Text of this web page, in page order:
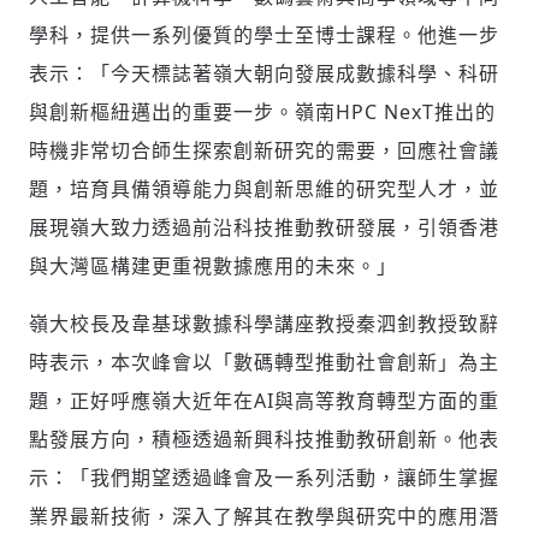
登入或註冊
掌握國際政經脈動
參與下一波全球科技革命
輸入 Email 驗證碼
請輸入發送到的驗證碼
(十分鐘內有效)
學科，提供一系列優質的學士至博士課程。他進一步
表示：「今天標誌著嶺大朝向發展成數據科學、科研
與創新樞紐邁出的重要一步。嶺南HPC NexT推出的
時機非常切合師生探索創新研究的需要，回應社會議
題，培育具備領導能力與創新思維的研究型人才，並
展現嶺大致力透過前沿科技推動教研發展，引領香港
與大灣區構建更重視數據應用的未來。」
嶺大校長及韋基球數據科學講座教授秦泗釗教授致辭
時表示，本次峰會以「數碼轉型推動社會創新」為主
題，正好呼應嶺大近年在AI與高等教育轉型方面的重
點發展方向，積極透過新興科技推動教研創新。他表
示：「我們期望透過峰會及一系列活動，讓師生掌握
業界最新技術，深入了解其在教學與研究中的應用潛